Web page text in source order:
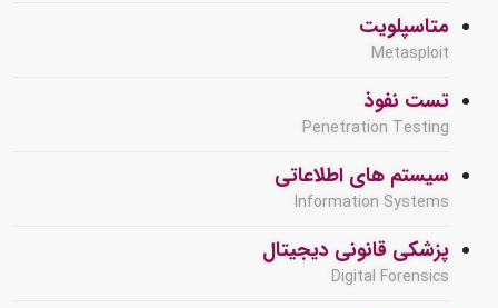
متاسپلویت
Metasploit
تست نفوذ
Penetration Testing
سیستم های اطلاعاتی
Information Systems
پزشکی قانونی دیجیتال
Digital Forensics